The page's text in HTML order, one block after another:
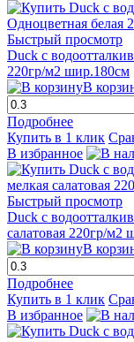
Быстрый просмотр
Duck с
220гр/м2 шир.180см
В
Подробнее
Купить в 1 клик
В избранное
Быстрый просмотр
Duck с
салатовая 220гр/м2
В
Подробнее
Купить в 1 клик
В избранное